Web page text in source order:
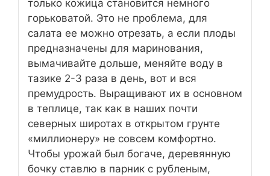
только кожица становится немного
горьковатой. Это не проблема, для
салата ее можно отрезать, а если плоды
предназначены для маринования,
вымачивайте дольше, меняйте воду в
тазике 2-3 раза в день, вот и вся
премудрость. Выращивают их в основном
в теплице, так как в наших почти
северных широтах в открытом грунте
«миллионеру» не совсем комфортно.
Чтобы урожай был богаче, деревянную
бочку ставлю в парник с рубленым,